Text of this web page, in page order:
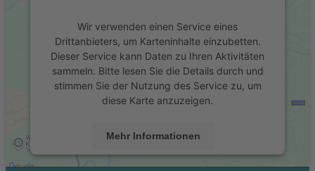
Wir verwenden einen Service eines
Drittanbieters, um Karteninhalte einzubetten.
Dieser Service kann Daten zu Ihren Aktivitäten
sammeln. Bitte lesen Sie die Details durch und
stimmen Sie der Nutzung des Service zu, um
diese Karte anzuzeigen.
Mehr Informationen